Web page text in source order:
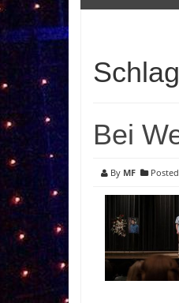
Bei
By MF